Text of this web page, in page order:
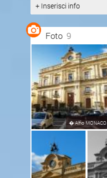
+ Inserisci info
Foto9
�Alfio MONACO